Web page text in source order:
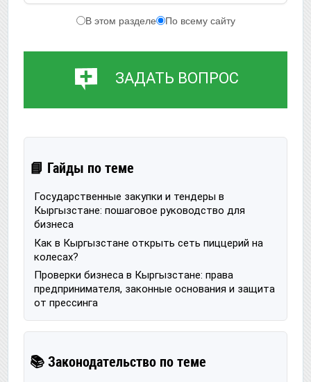
В этом разделе По всему сайту
ЗАДАТЬ ВОПРОС
📘 Гайды по теме
Государственные закупки и тендеры в
Кыргызстане: пошаговое руководство для
бизнеса
Как в Кыргызстане открыть сеть пиццерий на
колесах?
Проверки бизнеса в Кыргызстане: права
предпринимателя, законные основания и защита
от прессинга
📚 Законодательство по теме